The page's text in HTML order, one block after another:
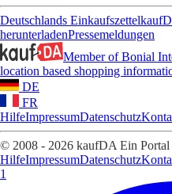
Deutschlands Einkaufszettel
herunterladenPressemeldungen
Member of Bonial
location based shopping
DE
FR
HilfeImpressumDatenschutz
© 2008 - 2026 kaufDA Ein
HilfeImpressumDatenschutz
1